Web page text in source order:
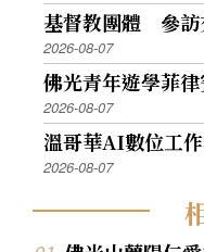
基督教團體 參訪
2026-08-07
佛光青年遊學菲
2026-08-07
溫哥華AI數位工
2026-08-07